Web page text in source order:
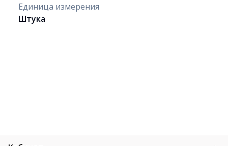
Единица измерения
Штука